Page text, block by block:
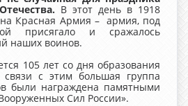
В этот день в 1918
Красная Армия – армия, под
присягало и сражалось
наших воинов.
105 лет со дня образования
с этим большая группа
были награждена памятными
Сил России».